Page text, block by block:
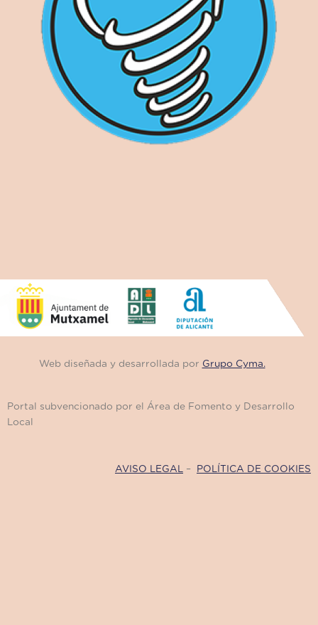
Web diseñada y desarrollada por Grupo Cyma.
Portal subvencionado por el Área de Fomento y Desarrollo
Local
AVISO LEGAL – POLÍTICA DE COOKIES